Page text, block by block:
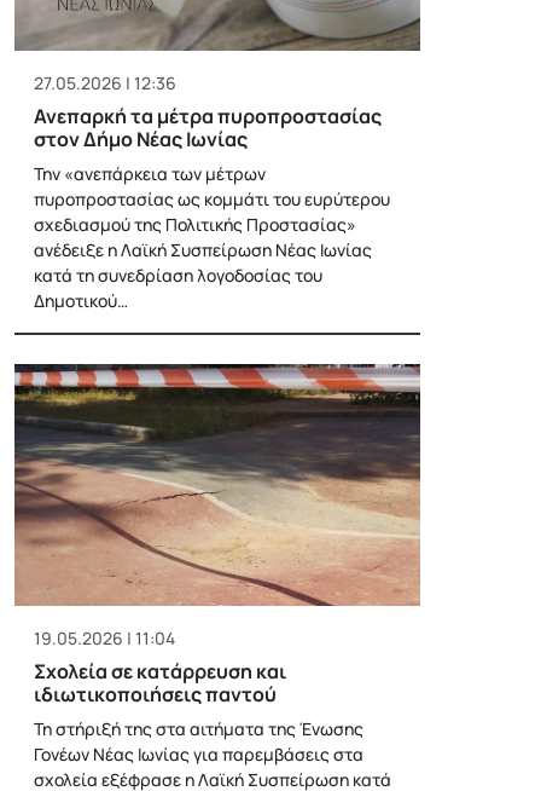
27.05.2026 | 12:36
Ανεπαρκή τα μέτρα πυροπροστασίας
στον Δήμο Νέας Ιωνίας
Την «ανεπάρκεια των μέτρων
πυροπροστασίας ως κομμάτι του ευρύτερου
σχεδιασμού της Πολιτικής Προστασίας»
ανέδειξε η Λαϊκή Συσπείρωση Νέας Ιωνίας
κατά τη συνεδρίαση λογοδοσίας του
Δημοτικού…
19.05.2026 | 11:04
Σχολεία σε κατάρρευση και
ιδιωτικοποιήσεις παντού
Τη στήριξή της στα αιτήματα της Ένωσης
Γονέων Νέας Ιωνίας για παρεμβάσεις στα
σχολεία εξέφρασε η Λαϊκή Συσπείρωση κατά